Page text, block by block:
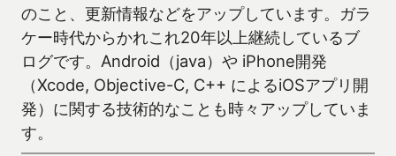
のこと、更新情報などをアップしています。ガラ
ケー時代からかれこれ20年以上継続しているブ
ログです。Android（java）や iPhone開発
（Xcode, Objective-C, C++ によるiOSアプリ開
発）に関する技術的なことも時々アップしていま
す。